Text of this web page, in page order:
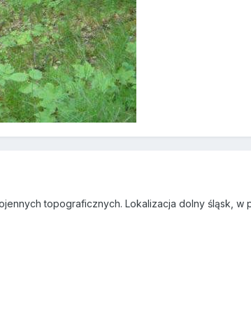
topograficznych. Lokalizacja dolny śląsk, w